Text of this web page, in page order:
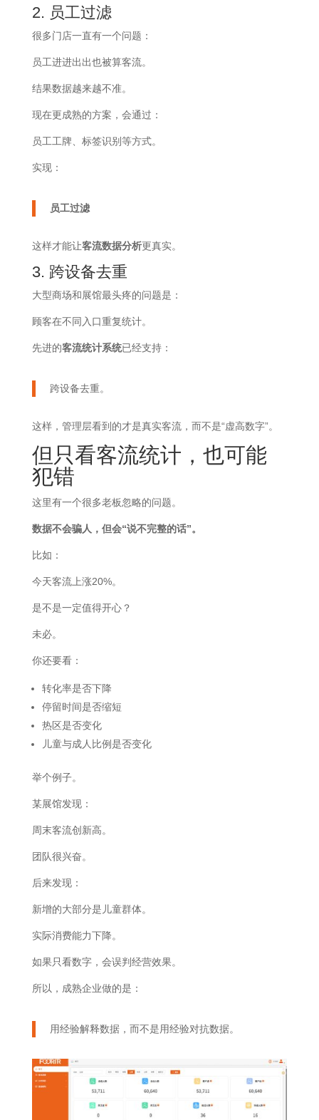
2. 员工过滤
很多门店一直有一个问题：
员工进进出出也被算客流。
结果数据越来越不准。
现在更成熟的方案，会通过：
员工工牌、标签识别等方式。
实现：
员工过滤
这样才能让客流数据分析更真实。
3. 跨设备去重
大型商场和展馆最头疼的问题是：
顾客在不同入口重复统计。
先进的客流统计系统已经支持：
跨设备去重。
这样，管理层看到的才是真实客流，而不是“虚高数字”。
但只看客流统计，也可能
犯错
这里有一个很多老板忽略的问题。
数据不会骗人，但会“说不完整的话”。
比如：
今天客流上涨20%。
是不是一定值得开心？
未必。
你还要看：
转化率是否下降
停留时间是否缩短
热区是否变化
儿童与成人比例是否变化
举个例子。
某展馆发现：
周末客流创新高。
团队很兴奋。
后来发现：
新增的大部分是儿童群体。
实际消费能力下降。
如果只看数字，会误判经营效果。
所以，成熟企业做的是：
用经验解释数据，而不是用经验对抗数据。